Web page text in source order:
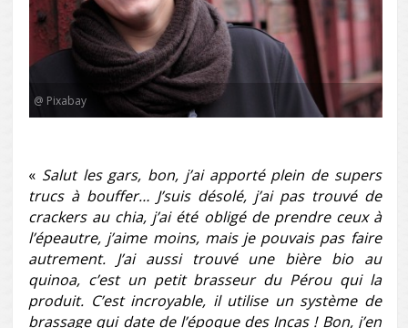
@ Pixabay
« Salut les gars, bon, j’ai apporté plein de supers
trucs à bouffer… J’suis désolé, j’ai pas trouvé de
crackers au chia, j’ai été obligé de prendre ceux à
l’épeautre, j’aime moins, mais je pouvais pas faire
autrement. J’ai aussi trouvé une bière bio au
quinoa, c’est un petit brasseur du Pérou qui la
produit. C’est incroyable, il utilise un système de
brassage qui date de l’époque des Incas ! Bon, j’en